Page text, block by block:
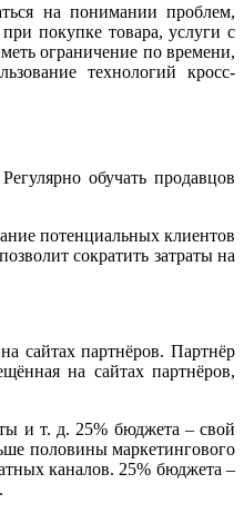
на понимании проблем,
покупке товара, услуги с
ограничение по времени,
технологий кросс-
обучать продавцов
потенциальных клиентов
сократить затраты на
сайтах партнёров. Партнёр
на сайтах партнёров,
и т. д. 25% бюджета – свой
половины маркетингового
каналов. 25% бюджета –